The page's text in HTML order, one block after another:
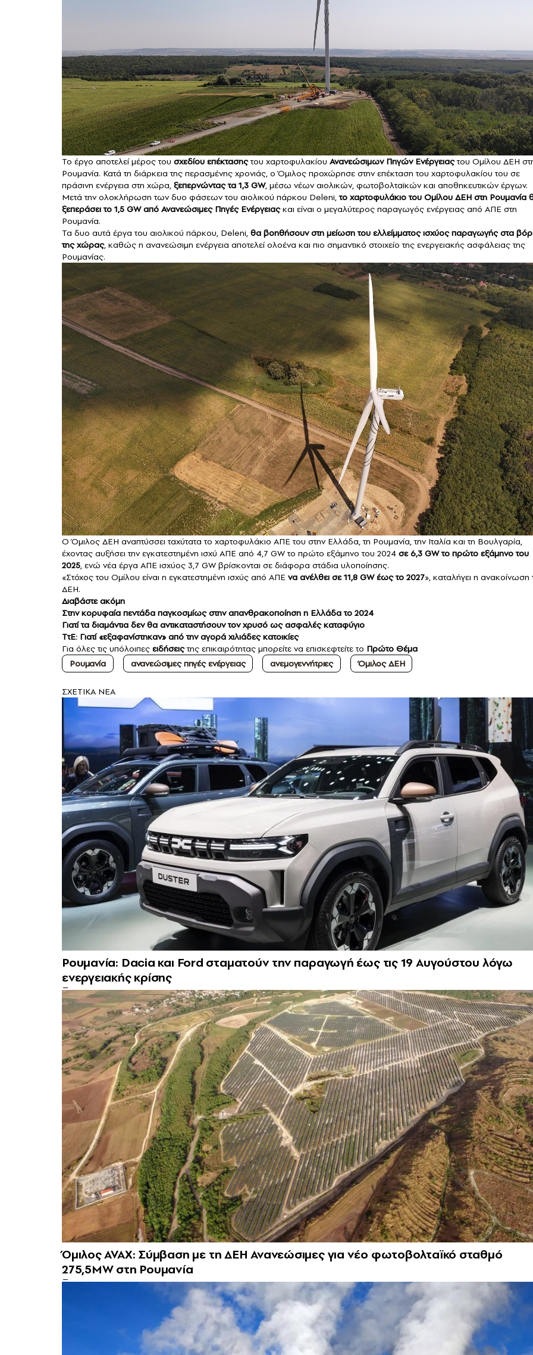
Το έργο αποτελεί μέρος του σχεδίου επέκτασηςτου χαρτοφυλακίου Ανανεώσιμων Πηγών Ενέργειαςτου Ομίλου ΔΕΗ
Ρουμανία. Κατά τη διάρκεια της περασμένης χρονιάς, ο Όμιλος προχώρησε στην επέκταση του χαρτοφυλακίου του σε
πράσινη ενέργεια στη χώρα, ξεπερνώντας τα 1,3 GW, μέσω νέων αιολικών, φωτοβολταϊκών και αποθηκευτικών έργων.
Μετά την ολοκλήρωση των δυο φάσεων του αιολικού πάρκου Deleni,το χαρτοφυλάκιο του Ομίλου ΔΕΗ στη Ρουμανία
ξεπεράσει το 1,5 GW από Ανανεώσιμες Πηγές Ενέργειαςκαι είναι ο μεγαλύτερος παραγωγός ενέργειας από ΑΠΕ στη
Ρουμανία.
Τα δυο αυτά έργα του αιολικού πάρκου, Deleni, θα βοηθήσουν στη μείωση του ελλείμματος ισχύος παραγωγής στα
της χώρας, καθώς η ανανεώσιμη ενέργεια αποτελεί ολοένα και πιο σημαντικό στοιχείο της ενεργειακής ασφάλειας της
Ρουμανίας.
Ο Όμιλος ΔΕΗ αναπτύσσει ταχύτατα το χαρτοφυλάκιο ΑΠΕ του στην Ελλάδα, τη Ρουμανία, την Ιταλία και τη Βουλγαρία,
έχοντας αυξήσει την εγκατεστημένη ισχύ ΑΠΕ από 4,7 GW το πρώτο εξάμηνο του 2024 σε 6,3 GW το πρώτο εξάμηνο του
2025, ενώ νέα έργα ΑΠΕ ισχύος 3,7 GW βρίσκονται σε διάφορα στάδια υλοποίησης.
«Στόχος του Ομίλου είναι η εγκατεστημένη ισχύς από ΑΠΕ να ανέλθει σε 11,8 GW έως το 2027», καταλήγει η ανακοίνωση
ΔΕΗ.
Διαβάστε ακόμη
Στην κορυφαία πεντάδα παγκοσμίως στην απανθρακοποίηση η Ελλάδα το 2024
Γιατί τα διαμάντια δεν θα αντικαταστήσουν τον χρυσό ως ασφαλές καταφύγιο
ΤτΕ: Γιατί «εξαφανίστηκαν» από την αγορά χιλιάδες κατοικίες
Για όλες τις υπόλοιπες ειδήσειςτης επικαιρότητας μπορείτε να επισκεφτείτε το Πρώτο Θέμα
Ρουμανία
ανανεώσιμες πηγές ενέργειας ανεμογεννήτριες Όμιλος ΔΕΗ
ΣXETIKA NEA
Ρουμανία: Dacia και Ford σταματούν την παραγωγή έως τις 19 Αυγούστου λόγω
ενεργειακής κρίσης
Όμιλος AVAX: Σύμβαση με τη ΔΕΗ Ανανεώσιμες για νέο φωτοβολταϊκό σταθμό
275,5MW στη Ρουμανία